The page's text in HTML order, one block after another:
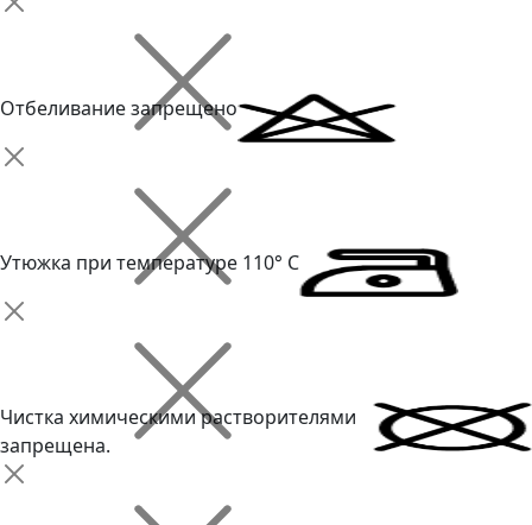
Отбеливание запрещено
Утюжка при температуре 110° С
Чистка химическими растворителями
запрещена.